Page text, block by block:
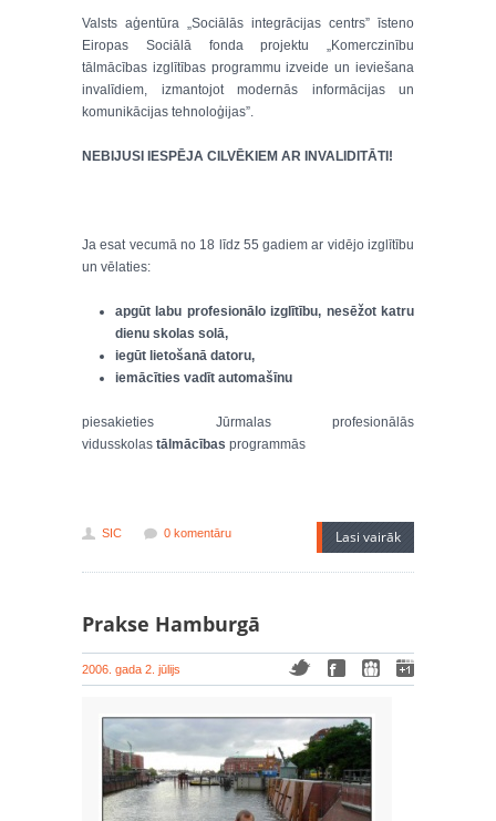
Valsts aģentūra „Sociālās integrācijas centrs” īsteno
Eiropas Sociālā fonda projektu „Komerczinību
tālmācības izglītības programmu izveide un ieviešana
invalīdiem, izmantojot modernās informācijas un
komunikācijas tehnoloģijas”.
NEBIJUSI IESPĒJA CILVĒKIEM AR INVALIDITĀTI!
Ja esat vecumā no 18 līdz 55 gadiem ar vidējo izglītību
un vēlaties:
apgūt labu profesionālo izglītību, nesēžot katru
dienu skolas solā,
iegūt lietošanā datoru,
iemācīties vadīt automašīnu
piesakieties Jūrmalas profesionālās
vidusskolas tālmācības programmās
SIC 0 komentāru Lasi vairāk
Prakse Hamburgā
2006. gada 2. jūlijs